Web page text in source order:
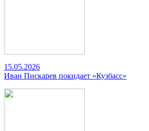
15.05.2026
Иван Пискарев покидает «Кузбасс»